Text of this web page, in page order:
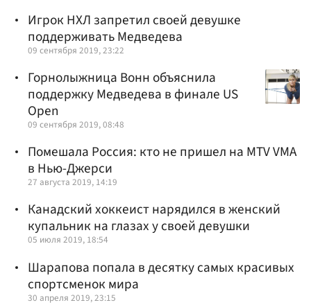
Игрок НХЛ запретил своей девушке
поддерживать Медведева
09 сентября 2019, 23:22
Горнолыжница Вонн объяснила
поддержку Медведева в финале US
Open
09 сентября 2019, 08:48
Помешала Россия: кто не пришел на MTV VMA
в Нью-Джерси
27 августа 2019, 14:19
Канадский хоккеист нарядился в женский
купальник на глазах у своей девушки
05 июля 2019, 18:54
Шарапова попала в десятку самых красивых
спортсменок мира
30 апреля 2019, 23:15